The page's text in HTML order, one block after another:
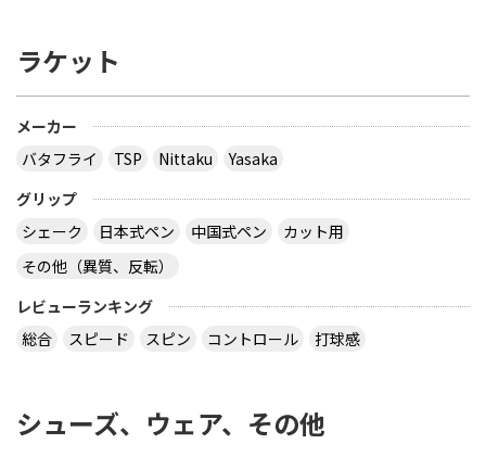
ラケット
メーカー
バタフライ
TSP Nittaku
Yasaka
グリップ
シェーク
日本式ペン 中国式ペン
カット用
その他（異質、反転）
レビューランキング
総合
スピード スピン コントロール 打球感
シューズ、ウェア、その他